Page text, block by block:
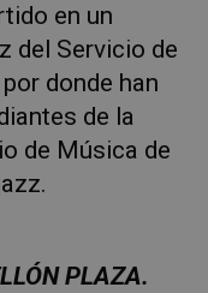
en un
del Servicio de
donde han
de la
de Música de
ÓNPLAZA.